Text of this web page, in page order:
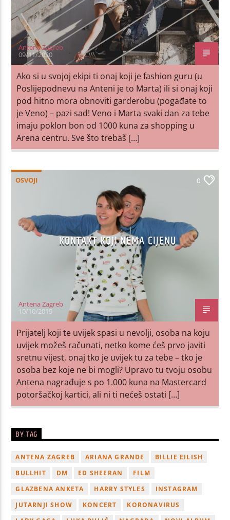
Antena Zagreb
09/11/2020
Ako si u svojoj ekipi ti onaj koji je fashion guru (u
Poslijepodnevu na Anteni je to Marta) ili si onaj koji
pod hitno mora obnoviti garderobu (pogađate to
je Veno) – pazi sad! Veno i Marta svaki dan za tebe
imaju poklon bon od 1000 kuna za shopping u
Arena centru. Sve što trebaš […]
OSVOJI 0
KONTAKT KOJI NEMA CIJENU
Antena Zagreb
10/10/2019
Prijatelj koji te uvijek spasi u nevolji, osoba na koju
uvijek možeš računati, netko kome ćeš prvo javiti
sretnu vijest, onaj tko je uvijek tu za tebe – tko je
osoba bez koje ne bi mogli? Upravo tu tvoju osobu
Antena nagrađuje s po 1.000 kuna na Mastercard
potoršačkoj kartici, ali ni ti nećeš ostati […]
BY TAG
ANTENA ZAGREB ARIANA GRANDE
BILLIE EILISH
BULLHIT
DM ED SHEERAN
FILM
GLAZBENA ANKETA
HARRY STYLES
INSTAGRAM
JUTARNJI SHOW
KONCERT
KORONAVIRUS